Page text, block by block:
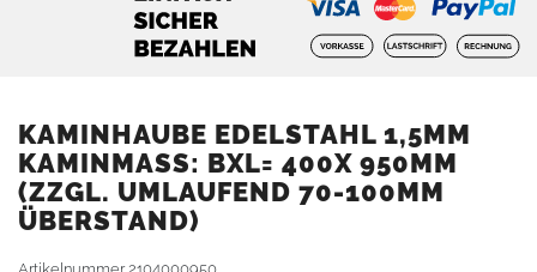
KAMINHAUBE EDELSTAHL 1,5MM
KAMINMASS: BXL= 400X 950MM (
ZZGL. UMLAUFEND 70-100MM Ü
BERSTAND)